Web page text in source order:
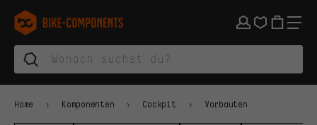
Zur Hauptnavigation springen
Zur Kategorienavigation springen
Zum Inhalt springen
Zu Marken und Newsletter springen
Zur Fußzeile springen
bike-components.de Startseite
Home Komponenten Cockpit Vorbauten